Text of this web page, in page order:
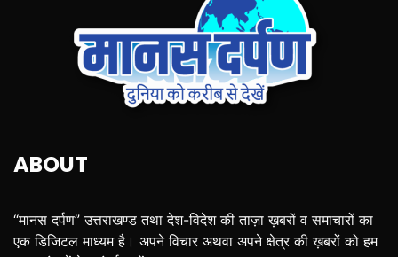
ABOUT
“मानस दर्पण” उत्तराखण्ड तथा देश-विदेश की ताज़ा ख़बरों व समाचारों का
एक डिजिटल माध्यम है। अपने विचार अथवा अपने क्षेत्र की ख़बरों को हम